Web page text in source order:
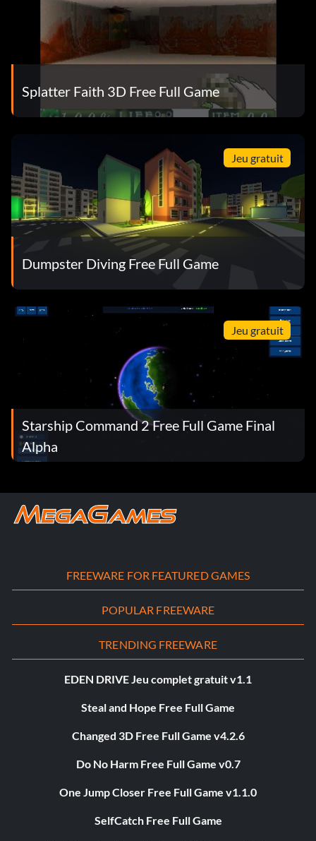
Splatter Faith 3D Free Full Game
Jeu gratuit
Dumpster Diving Free Full Game
Jeu gratuit
Starship Command 2 Free Full Game Final
Alpha
FREEWARE FOR FEATURED GAMES
POPULAR FREEWARE
TRENDING FREEWARE
EDEN DRIVE Jeu complet gratuit v1.1
Steal and Hope Free Full Game
Changed 3D Free Full Game v4.2.6
Do No Harm Free Full Game v0.7
One Jump Closer Free Full Game v1.1.0
SelfCatch Free Full Game